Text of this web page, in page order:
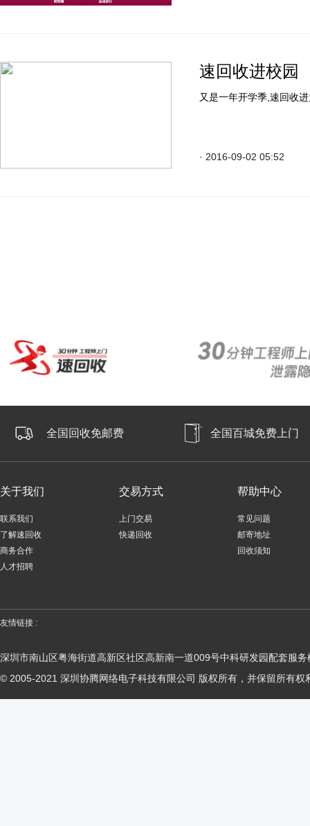
速回收进校园
又是一年开学季,速回收
· 2016-09-02 05:52
全国回收免邮费 全国百城免费上门
关于我们
联系我们
了解速回收
商务合作
人才招聘
交易方式
上门交易
快递回收
帮助中心
常见问题
邮寄地址
回收须知
友情链接 :
深圳市南山区粤海街道高新区社区高新南一道009号中科研发园配套服务
© 2005-2021 深圳协腾网络电子科技有限公司 版权所有，并保留所有权